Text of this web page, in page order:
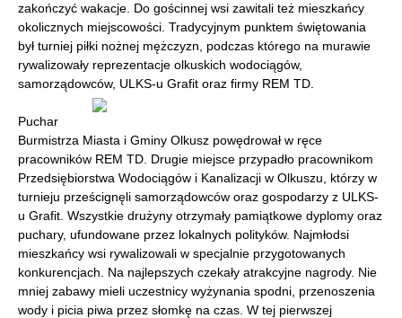
zakończyć wakacje. Do gościnnej wsi zawitali też mieszkańcy
okolicznych miejscowości. Tradycyjnym punktem świętowania
był turniej piłki nożnej mężczyzn, podczas którego na murawie
rywalizowały reprezentacje olkuskich wodociągów,
samorządowców, ULKS-u Grafit oraz firmy REM TD.
Puchar
Burmistrza Miasta i Gminy Olkusz powędrował w ręce
pracowników REM TD. Drugie miejsce przypadło pracownikom
Przedsiębiorstwa Wodociągów i Kanalizacji w Olkuszu, którzy w
turnieju prześcignęli samorządowców oraz gospodarzy z ULKS-
u Grafit. Wszystkie drużyny otrzymały pamiątkowe dyplomy oraz
puchary, ufundowane przez lokalnych polityków. Najmłodsi
mieszkańcy wsi rywalizowali w specjalnie przygotowanych
konkurencjach. Na najlepszych czekały atrakcyjne nagrody. Nie
mniej zabawy mieli uczestnicy wyżynania spodni, przenoszenia
wody i picia piwa przez słomkę na czas. W tej pierwszej